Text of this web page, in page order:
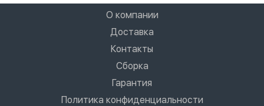
О компании
Доставка
Контакты
Сборка
Гарантия
Политика конфиденциальности